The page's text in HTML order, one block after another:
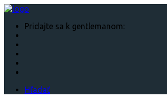
Pridajte sa k gentlemanom:
Hľadať